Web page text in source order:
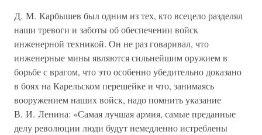
Д. М. Карбышев был одним из тех, кто всецело разделял
наши тревоги и заботы об обеспечении войск
инженерной техникой. Он не раз говаривал, что
инженерные мины являются сильнейшим оружием в
борьбе с врагом, что это особенно убедительно доказано
в боях на Карельском перешейке и что, занимаясь
вооружением наших войск, надо помнить указание
В. И. Ленина: «Самая лучшая армия, самые преданные
делу революции люди будут немедленно истреблены